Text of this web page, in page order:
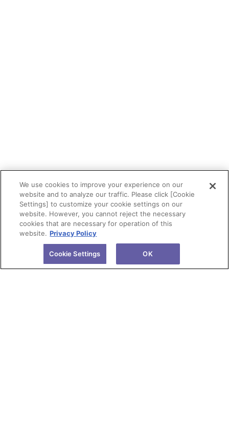
We use cookies to improve your experience on our
website and to analyze our traffic. Please click [Cookie
Settings] to customize your cookie settings on our
website. However, you cannot reject the necessary
cookies that are necessary for operation of this
website. Privacy Policy
Cookie Settings OK